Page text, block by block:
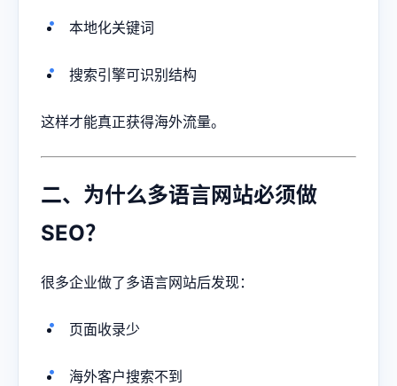
本地化关键词
搜索引擎可识别结构
这样才能真正获得海外流量。
二、为什么多语言网站必须做
SEO？
很多企业做了多语言网站后发现：
页面收录少
海外客户搜索不到